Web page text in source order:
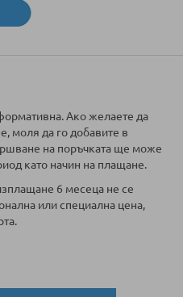
Ако желаете да
моля да го добавите в
на поръчката ще може
като начин на плащане.
6 месеца не се
или специална цена,